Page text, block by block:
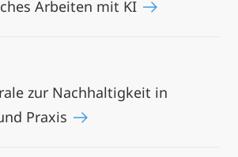
Arbeiten mit KI
zur Nachhaltigkeit in
Praxis